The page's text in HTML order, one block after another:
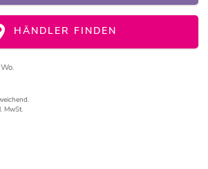
HÄNDLER FINDEN
MwSt.